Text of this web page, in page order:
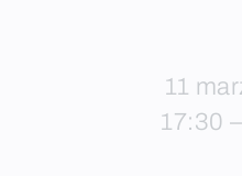
11
17:30